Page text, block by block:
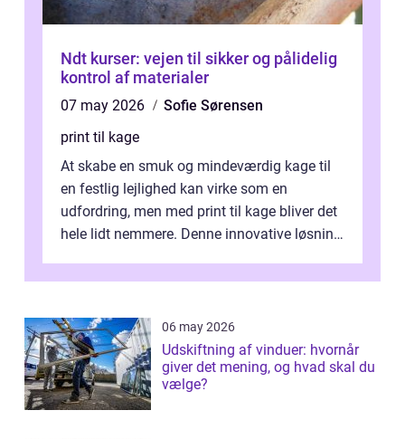
Ndt kurser: vejen til sikker og pålidelig
kontrol af materialer
07 may 2026
Sofie Sørensen
print til kage
At skabe en smuk og mindeværdig kage til
en festlig lejlighed kan virke som en
udfordring, men med print til kage bliver det
hele lidt nemmere. Denne innovative løsning
06 may 2026
Udskiftning af vinduer: hvornår
giver det mening, og hvad skal du
vælge?